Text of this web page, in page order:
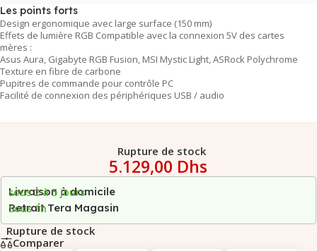
Les points forts
Design ergonomique avec large surface (150 mm)
Effets de lumière RGB Compatible avec la connexion 5V des cartes
mères :
Asus Aura, Gigabyte RGB Fusion, MSI Mystic Light, ASRock Polychrome
Texture en fibre de carbone
Pupitres de commande pour contrôle PC
Facilité de connexion des périphériques USB / audio
Rupture de stock
5.129,00 Dhs
Livraison à domicile
sous 2 à 5 jours
Retrait Tera Magasin
Sous 1h
Rupture de stock
Comparer